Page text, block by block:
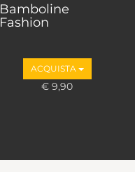
Bamboline
Fashion
ACQUISTA
€ 9,90